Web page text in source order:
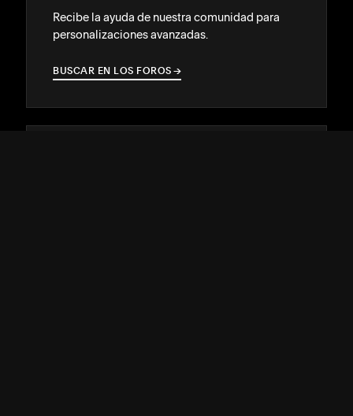
Recibe la ayuda de nuestra comunidad para
personalizaciones avanzadas.
BUSCAR EN LOS FOROS →
→